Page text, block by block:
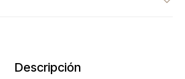
Descripción